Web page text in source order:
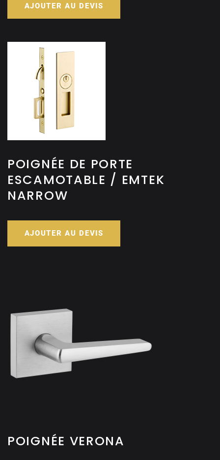
AJOUTER AU DEVIS
POIGNÉE DE PORTE
ESCAMOTABLE / EMTEK
NARROW
AJOUTER AU DEVIS
POIGNÉE VERONA